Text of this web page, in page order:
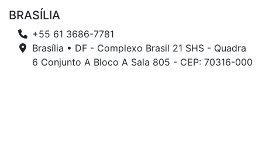
BRASÍLIA
+55 61 3686-7781
Brasília • DF - Complexo Brasil 21 SHS - Quadra
6 Conjunto A Bloco A Sala 805 - CEP: 70316-000